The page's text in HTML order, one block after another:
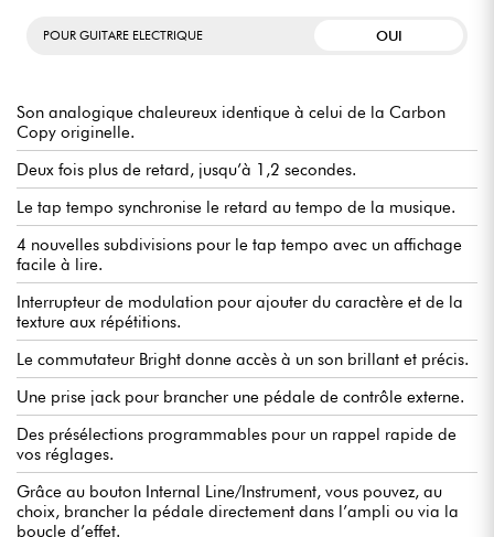
POUR GUITARE ELECTRIQUE OUI
Son analogique chaleureux identique à celui de la Carbon
Copy originelle.
Deux fois plus de retard, jusqu’à 1,2 secondes.
Le tap tempo synchronise le retard au tempo de la musique.
4 nouvelles subdivisions pour le tap tempo avec un affichage
facile à lire.
Interrupteur de modulation pour ajouter du caractère et de la
texture aux répétitions.
Le commutateur Bright donne accès à un son brillant et précis.
Une prise jack pour brancher une pédale de contrôle externe.
Des présélections programmables pour un rappel rapide de
vos réglages.
Grâce au bouton Internal Line/Instrument, vous pouvez, au
choix, brancher la pédale directement dans l’ampli ou via la
boucle d’effet.